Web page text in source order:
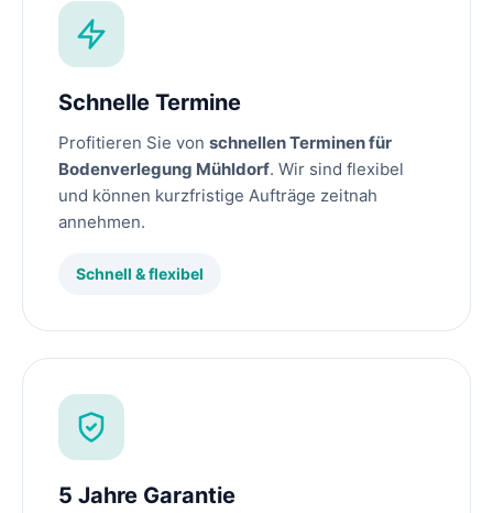
Schnelle Termine
Profitieren Sie von schnellen Terminen für
Bodenverlegung Mühldorf. Wir sind flexibel
und können kurzfristige Aufträge zeitnah
annehmen.
Schnell & flexibel
5 Jahre Garantie